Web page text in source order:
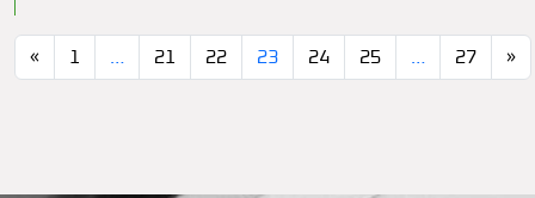
« 1 21 22 23 24 25 27 »